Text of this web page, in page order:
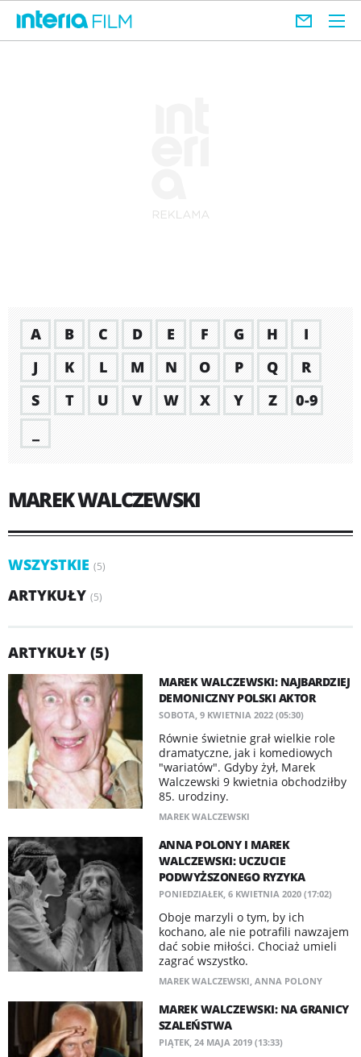
A B C D E F G H
I
J
K L M N O P Q
R
S
T U V W X Y Z
0-9
MAREK WALCZEWSKI
WSZYSTKIE (5)
ARTYKUŁY (5)
ARTYKUŁY (5)
MAREK WALCZEWSKI: NAJBARDZIEJ
DEMONICZNY POLSKI AKTOR
SOBOTA, 9 KWIETNIA 2022 (05:30)
Równie świetnie grał wielkie role
dramatyczne, jak i komediowych
"wariatów". Gdyby żył, Marek
Walczewski 9 kwietnia obchodziłby
85. urodziny.
MAREK WALCZEWSKI
ANNA POLONY I MAREK
WALCZEWSKI: UCZUCIE
PODWYŻSZONEGO RYZYKA
PONIEDZIAŁEK, 6 KWIETNIA 2020 (17:02)
Oboje marzyli o tym, by ich
kochano, ale nie potrafili nawzajem
dać sobie miłości. Chociaż umieli
zagrać wszystko.
MAREK WALCZEWSKI, ANNA POLONY
MAREK WALCZEWSKI: NA GRANICY
SZALEŃSTWA
PIĄTEK, 24 MAJA 2019 (13:33)